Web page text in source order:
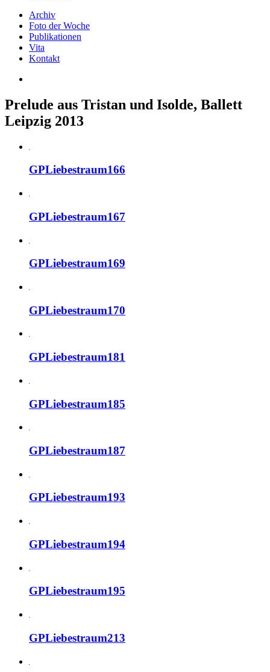
Archiv
Foto der Woche
Publikationen
Vita
Kontakt
Prelude aus Tristan und Isolde, Ballett
Leipzig 2013
GPLiebestraum166
GPLiebestraum167
GPLiebestraum169
GPLiebestraum170
GPLiebestraum181
GPLiebestraum185
GPLiebestraum187
GPLiebestraum193
GPLiebestraum194
GPLiebestraum195
GPLiebestraum213